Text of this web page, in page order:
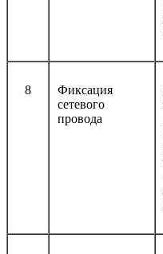
8
Фиксация
сетевого
провода